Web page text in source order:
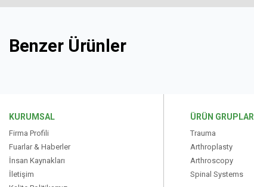
Benzer Ürünler
KURUMSAL
Firma Profili
Fuarlar & Haberler
İnsan Kaynakları
İletişim
ÜRÜN GRUPLARI
Trauma
Arthroplasty
Arthroscopy
Spinal Systems